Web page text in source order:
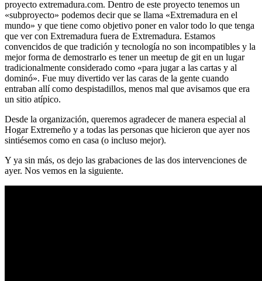
proyecto extremadura.com. Dentro de este proyecto tenemos un
«subproyecto» podemos decir que se llama «Extremadura en el
mundo» y que tiene como objetivo poner en valor todo lo que tenga
que ver con Extremadura fuera de Extremadura. Estamos
convencidos de que tradición y tecnología no son incompatibles y la
mejor forma de demostrarlo es tener un meetup de git en un lugar
tradicionalmente considerado como «para jugar a las cartas y al
dominó». Fue muy divertido ver las caras de la gente cuando
entraban allí como despistadillos, menos mal que avisamos que era
un sitio atípico.
Desde la organización, queremos agradecer de manera especial al
Hogar Extremeño y a todas las personas que hicieron que ayer nos
sintiésemos como en casa (o incluso mejor).
Y ya sin más, os dejo las grabaciones de las dos intervenciones de
ayer. Nos vemos en la siguiente.